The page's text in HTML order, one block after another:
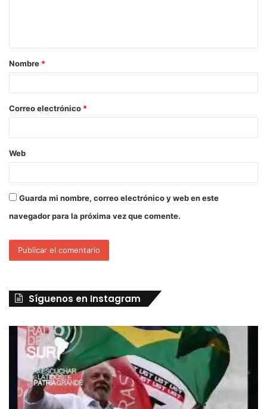
Nombre *
Correo electrónico *
Web
Guarda mi nombre, correo electrónico y web en este
navegador para la próxima vez que comente.
Síguenos en Instagram